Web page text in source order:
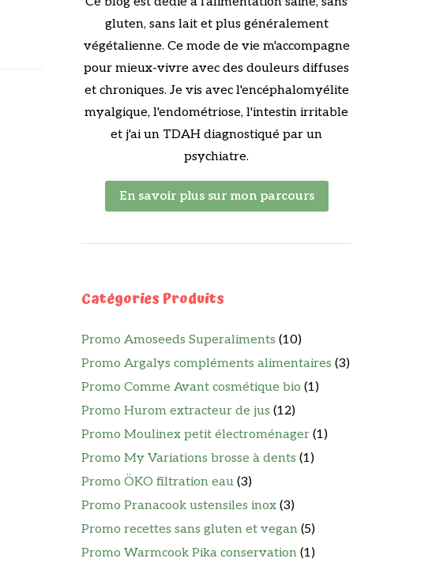
gluten, sans lait et plus généralement
végétalienne. Ce mode de vie m'accompagne
pour mieux-vivre avec des douleurs diffuses
et chroniques. Je vis avec l'encéphalomyélite
myalgique, l'endométriose, l'intestin irritable
et j'ai un TDAH diagnostiqué par un
psychiatre.
En savoir plus sur mon parcours
Catégories Produits
Promo Amoseeds Superaliments (10)
Promo Argalys compléments alimentaires (3)
Promo Comme Avant cosmétique bio (1)
Promo Hurom extracteur de jus (12)
Promo Moulinex petit électroménager (1)
Promo My Variations brosse à dents (1)
Promo ÖKO filtration eau (3)
Promo Pranacook ustensiles inox (3)
Promo recettes sans gluten et vegan (5)
Promo Warmcook Pika conservation (1)